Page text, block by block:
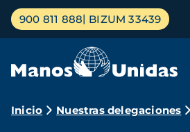
Pasar
contenido
Menú
principal
900 811 888 BIZUM 33439
Ruta
Inicio Nuestras delegaciones